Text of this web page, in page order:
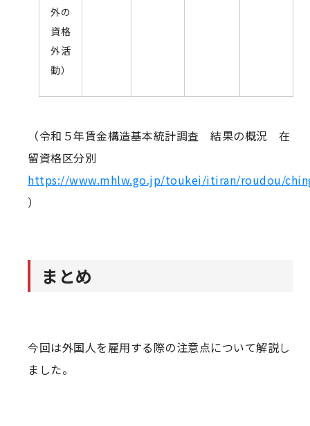
外の
資格
外活
動）
（令和５年賃金構造基本統計調査 結果の概況 在
留資格区分別
https://www.mhlw.go.jp/toukei/itiran/roudou/
）
まとめ
今回は外国人を雇用する際の注意点について解説し
ました。